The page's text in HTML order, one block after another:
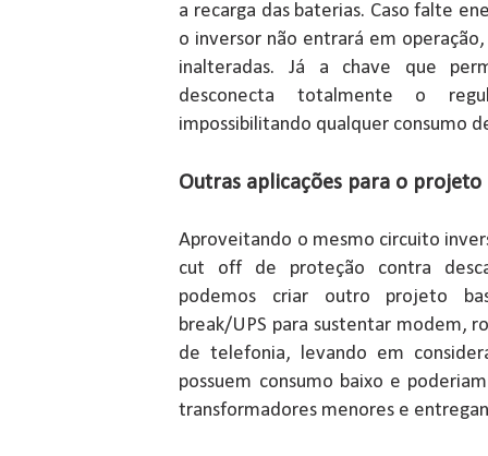
a recarga das baterias. Caso falte
o inversor não entrará em
inalteradas. Já a chave que
desconecta totalmente o
impossibilitando qualquer consumo
Outras aplicações para o projeto
Aproveitando o mesmo circuito
cut off de proteção contra
podemos criar outro projeto
break/UPS para sustentar modem,
de telefonia, levando em
possuem consumo baixo e
transformadores menores e